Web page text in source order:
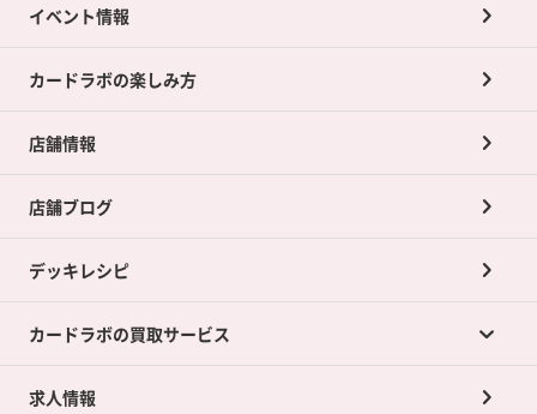
イベント情報
カードラボの楽しみ方
店舗情報
店舗ブログ
デッキレシピ
カードラボの買取サービス
カードラボの買取サービスTOP
求人情報